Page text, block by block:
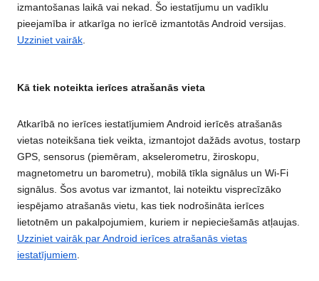
izmantošanas laikā vai nekad. Šo iestatījumu un vadīklu
pieejamība ir atkarīga no ierīcē izmantotās Android versijas.
Uzziniet vairāk
Kā tiek noteikta ierīces atrašanās vieta
Atkarībā no ierīces iestatījumiem Android ierīcēs atrašanās
vietas noteikšana tiek veikta, izmantojot dažāds avotus, tostarp
GPS, sensorus (piemēram, akselerometru, žiroskopu,
magnetometru un barometru), mobilā tīkla signālus un Wi-Fi
signālus. Šos avotus var izmantot, lai noteiktu visprecīzāko
iespējamo atrašanās vietu, kas tiek nodrošināta ierīces
lietotnēm un pakalpojumiem, kuriem ir nepieciešamās atļaujas.
Uzziniet vairāk par Android ierīces atrašanās vietas
iestatījumiem